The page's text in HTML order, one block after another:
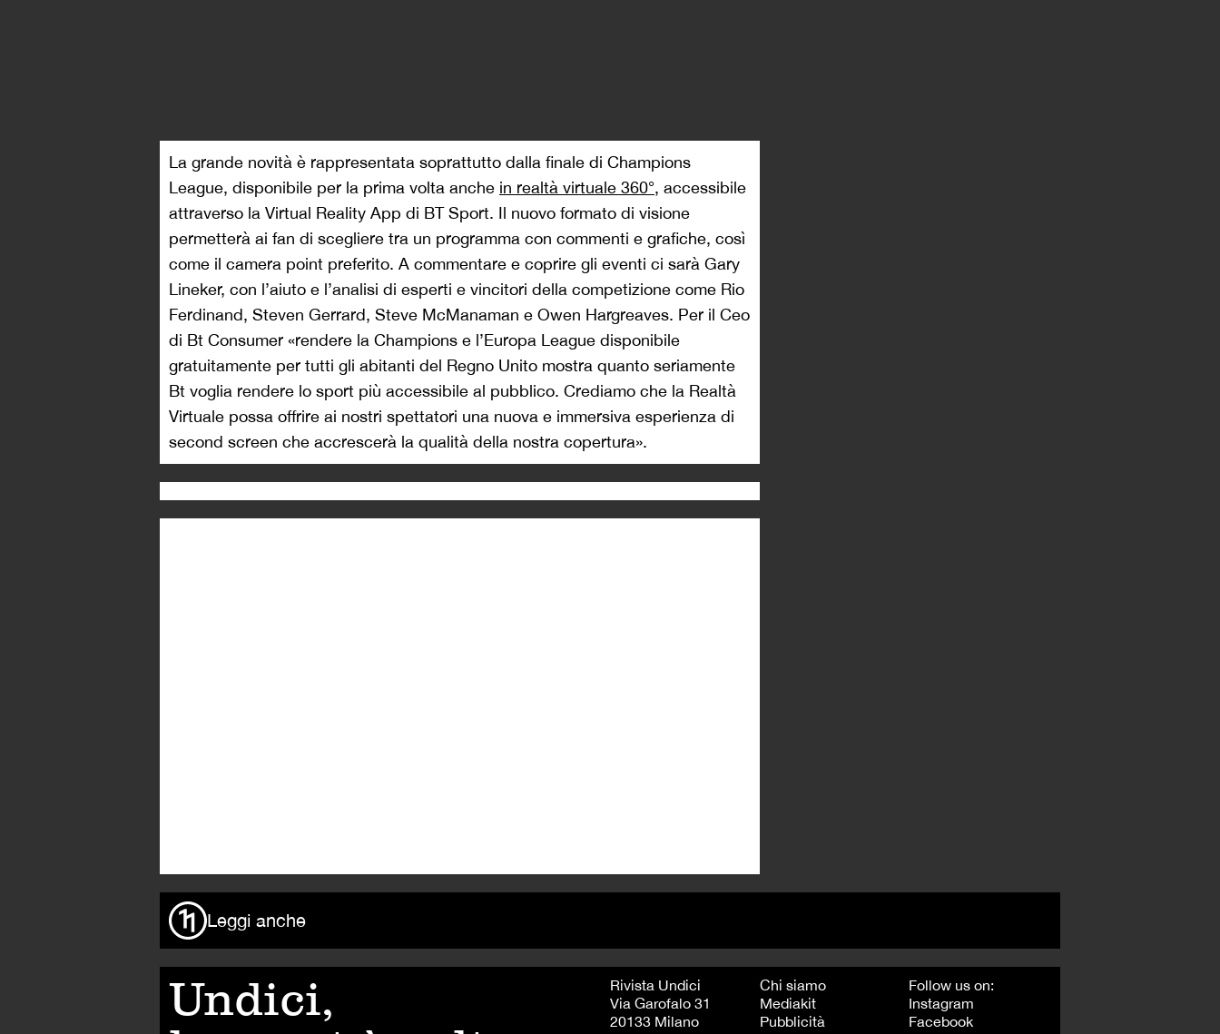
La grande novità è rappresentata soprattutto dalla finale di Champions
League, disponibile per la prima volta anche in realtà virtuale 360°, accessibile
attraverso la Virtual Reality App di BT Sport. Il nuovo formato di visione
permetterà ai fan di scegliere tra un programma con commenti e grafiche, così
come il camera point preferito. A commentare e coprire gli eventi ci sarà Gary
Lineker, con l’aiuto e l’analisi di esperti e vincitori della competizione come Rio
Ferdinand, Steven Gerrard, Steve McManaman e Owen Hargreaves. Per il Ceo
di Bt Consumer «rendere la Champions e l’Europa League disponibile
gratuitamente per tutti gli abitanti del Regno Unito mostra quanto seriamente
Bt voglia rendere lo sport più accessibile al pubblico. Crediamo che la Realtà
Virtuale possa offrire ai nostri spettatori una nuova e immersiva esperienza di
second screen che accrescerà la qualità della nostra copertura».
Leggi anche
Undici,
Rivista Undici
Via Garofalo 31
20133 Milano
Chi siamo
Mediakit
Pubblicità
Follow us on:
Instagram
Facebook